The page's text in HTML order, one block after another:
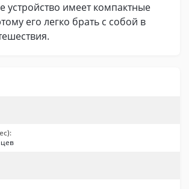
устройство имеет компактные
его легко брать с собой в